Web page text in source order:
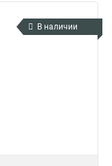
В наличии